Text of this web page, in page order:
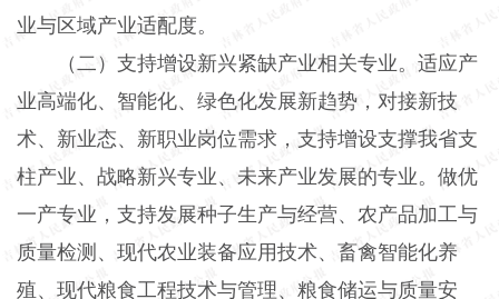
业与区域产业适配度。
（二）支持增设新兴紧缺产业相关专业。适应产
业高端化、智能化、绿色化发展新趋势，对接新技
术、新业态、新职业岗位需求，支持增设支撑我省支
柱产业、战略新兴专业、未来产业发展的专业。做优
一产专业，支持发展种子生产与经营、农产品加工与
质量检测、现代农业装备应用技术、畜禽智能化养
殖、现代粮食工程技术与管理、粮食储运与质量安